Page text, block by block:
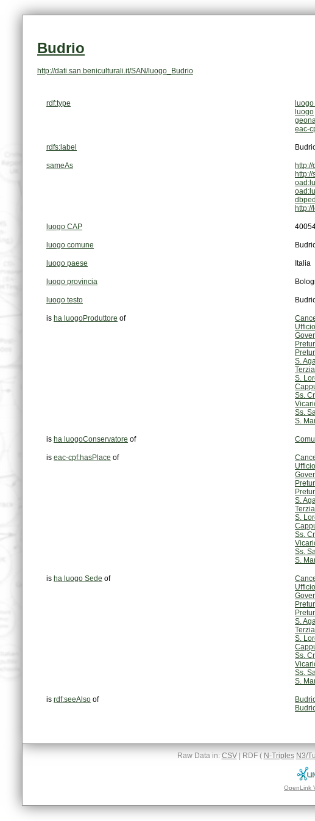
Budrio
http://dati.san.beniculturali.it/SAN/luogo_Budrio
rdf:type
luogo
eac-
rdfs:label
sameAs
luogo CAP
luogo comune
luogo paese Italia
luogo provincia
luogo testo
is ha luogoProduttore of
S.
S.
Ss.
Ss.
S.
is ha luogoConservatore of
is eac-cpf:hasPlace of
S.
S.
Ss.
Ss.
S.
is ha luogo Sede of
S.
S.
Ss.
Ss.
S.
is rdf:seeAlso of
Raw Data in: CSV| RDF ( N-Triples N3/
OpenLink